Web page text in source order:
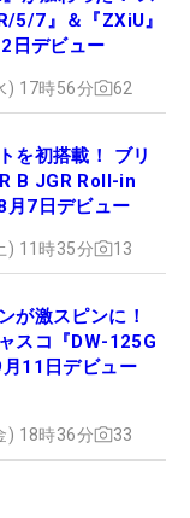
5/7』＆『ZXiU』
日デビュー
) 17時56分 62
を初搭載！ ブリ
B JGR Roll-in
7日デビュー
) 11時35分 13
が激スピンに！
スコ『DW-125G
11日デビュー
) 18時36分 33